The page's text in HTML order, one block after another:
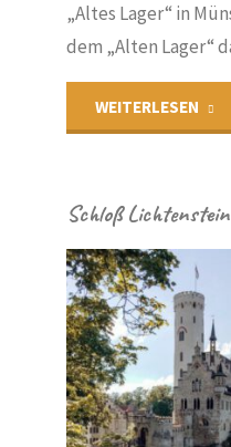
„Altes Lager“ in
dem „Alten Lager“
WEITERLESEN
Schloß Lichtenstein
ALB